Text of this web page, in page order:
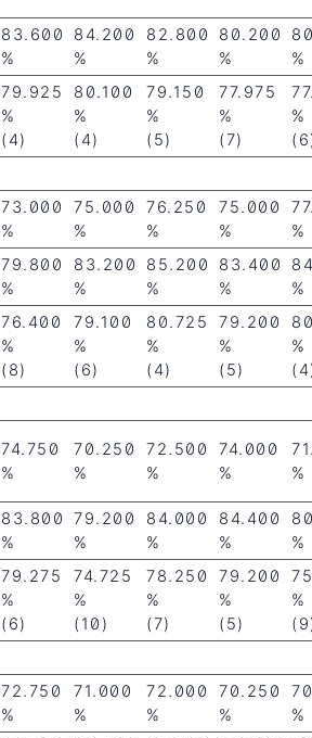
83.600
%
84.200
%
82.800
%
80.200
%
%
79.925
%
(4)
80.100
%
(4)
79.150
%
(5)
77.975
%
(7)
%
73.000
%
75.000
%
76.250
%
75.000
%
%
79.800
%
83.200
%
85.200
%
83.400
%
%
76.400
%
(8)
79.100
%
(6)
80.725
%
(4)
79.200
%
(5)
%
74.750
%
70.250
%
72.500
%
74.000
%
%
83.800
%
79.200
%
84.000
%
84.400
%
%
79.275
%
(6)
74.725
%
(10)
78.250
%
(7)
79.200
%
(5)
%
72.750
%
71.000
%
72.000
%
70.250
%
%